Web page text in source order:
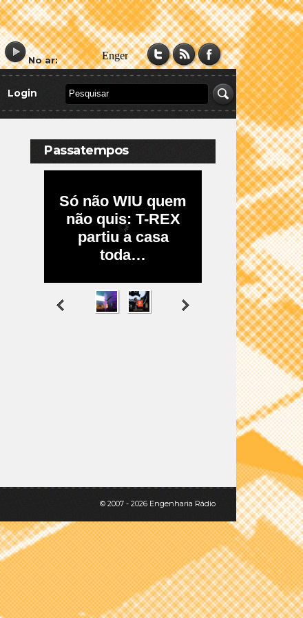
No ar:
Login
Passatempos
© 2007 - 2026 Engenharia Rádio